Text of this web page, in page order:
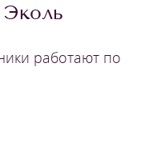
Эколь
работают по